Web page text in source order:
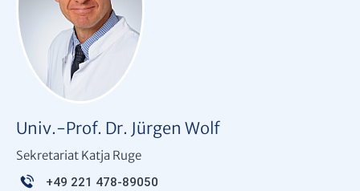
Univ.-Prof. Dr. Jürgen Wolf
Sekretariat Katja Ruge
+49 221 478-89050